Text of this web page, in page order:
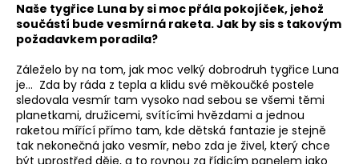
Naše tygřice Luna by si moc přála pokojíček, jehož
součástí bude vesmírná raketa. Jak by sis s takovým
požadavkem poradila?
Záleželo by na tom, jak moc velký dobrodruh tygřice Luna
je… Zda by ráda z tepla a klidu své měkoučké postele
sledovala vesmír tam vysoko nad sebou se všemi těmi
planetkami, družicemi, svítícími hvězdami a jednou
raketou mířící přímo tam, kde dětská fantazie je stejně
tak nekonečná jako vesmír, nebo zda je živel, který chce
být uprostřed děje, a to rovnou za řídicím panelem jako